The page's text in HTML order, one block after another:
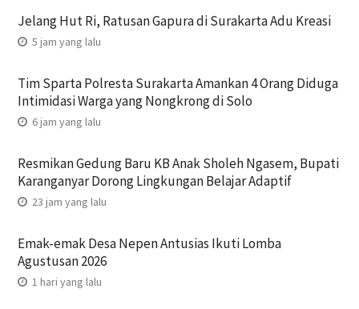
Jelang Hut Ri, Ratusan Gapura di Surakarta Adu Kreasi
5 jam yang lalu
Tim Sparta Polresta Surakarta Amankan 4 Orang Diduga
Intimidasi Warga yang Nongkrong di Solo
6 jam yang lalu
Resmikan Gedung Baru KB Anak Sholeh Ngasem, Bupati
Karanganyar Dorong Lingkungan Belajar Adaptif
23 jam yang lalu
Emak-emak Desa Nepen Antusias Ikuti Lomba
Agustusan 2026
1 hari yang lalu